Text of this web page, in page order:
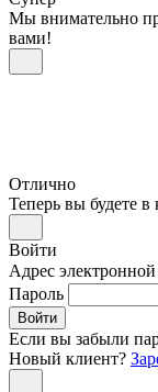
Мы внимательно
вами!
Отлично
Теперь вы будете
Войти
Адрес
Пароль
Войти
Если вы забыли
Новый клиент?